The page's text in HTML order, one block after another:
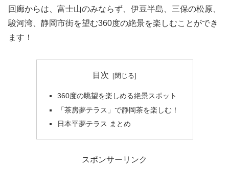
回廊からは、富士山のみならず、伊豆半島、三保の松原、
駿河湾、静岡市街を望む360度の絶景を楽しむことができ
ます！
目次
360度の眺望を楽しめる絶景スポット
「茶房夢テラス」で静岡茶を楽しむ！
日本平夢テラス まとめ
スポンサーリンク